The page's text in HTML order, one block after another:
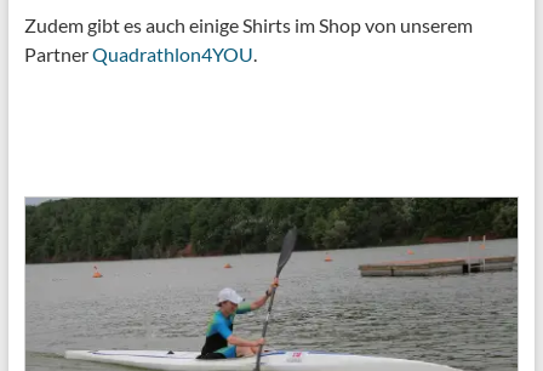
Zudem gibt es auch einige Shirts im Shop von unserem
PartnerQuadrathlon4YOU.